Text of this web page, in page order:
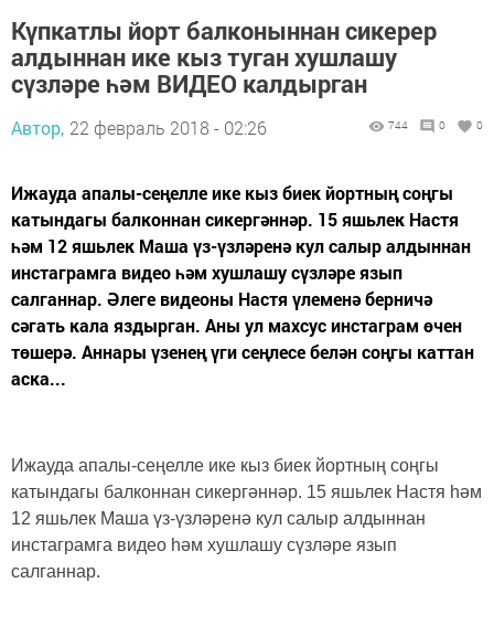
Күпкатлы йорт балконыннан сикерер
алдыннан ике кыз туган хушлашу
сүзләре һәм ВИДЕО калдырган
Автор, 22 февраль 2018 - 02:26 744 0 0
Ижауда апалы-сеңелле ике кыз биек йортның соңгы
катындагы балконнан сикергәннәр. 15 яшьлек Настя
һәм 12 яшьлек Маша үз-үзләренә кул салыр алдыннан
инстаграмга видео һәм хушлашу сүзләре язып
салганнар. Әлеге видеоны Настя үлеменә берничә
сәгать кала яздырган. Аны ул махсус инстаграм өчен
төшерә. Аннары үзенең үги сеңлесе белән соңгы каттан
аска...
Ижауда апалы-сеңелле ике кыз биек йортның соңгы
катындагы балконнан сикергәннәр. 15 яшьлек Настя һәм
12 яшьлек Маша үз-үзләренә кул салыр алдыннан
инстаграмга видео һәм хушлашу сүзләре язып
салганнар.